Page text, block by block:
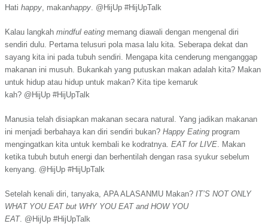
Hati happy , makanhappy @HijUp #HijUpTalk
Kalau langkah mindful eating memang diawali dengan mengenal diri
sendiri dulu
Pertama telusuri pola masa lalu kita. Seberapa dekat dan
sayang kita ini pada tubuh sendiri.
Mengapa kita cenderung menganggap
makanan ini musuh. Bukankah yang putuskan makan adalah kita? Makan
untuk hidup atau hidup untuk makan? Kita tipe kemaruk
kah? @HijUp #HijUpTalk
Manusia telah disiapkan makanan secara natural. Yang jadikan makanan
ini menjadi berbahaya kan diri sendiri bukan? Happy Eating program
mengingatkan kita untuk kembali ke kodratnya. EAT for LIVE
Makan
ketika tubuh butuh energi dan berhentilah dengan rasa syukur sebelum
kenyang. @HijUp #HijUpTalk
Setelah kenali diri, tanyaka APA ALASANMU Makan? IT’S NOT ONLY
WHAT YOU EAT but WHY YOU EAT and HOW YOU
EAT. @HijUp #HijUpTalk